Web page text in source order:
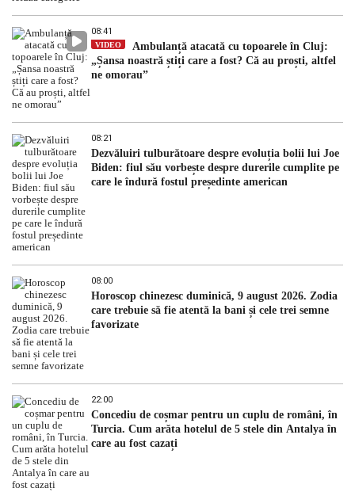
08:41
VIDEO
Ambulanță atacată cu topoarele în Cluj:
„Șansa noastră știți care a fost? Că au proști, altfel
ne omorau”
08:21
Dezvăluiri tulburătoare despre evoluția bolii lui Joe
Biden: fiul său vorbește despre durerile cumplite pe
care le îndură fostul președinte american
08:00
Horoscop chinezesc duminică, 9 august 2026. Zodia
care trebuie să fie atentă la bani și cele trei semne
favorizate
22:00
Concediu de coșmar pentru un cuplu de români, în
Turcia. Cum arăta hotelul de 5 stele din Antalya în
care au fost cazați